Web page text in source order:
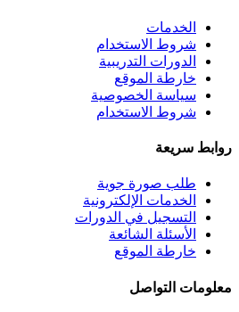
الخدمات
شروط الاستخدام
الدورات التدريبية
خارطة الموقع
سياسة الخصوصية
شروط الاستخدام
روابط سريعة
طلب صورة جوية
الخدمات الإلكترونية
التسجيل في الدورات
الأسئلة الشائعة
خارطة الموقع
معلومات التواصل